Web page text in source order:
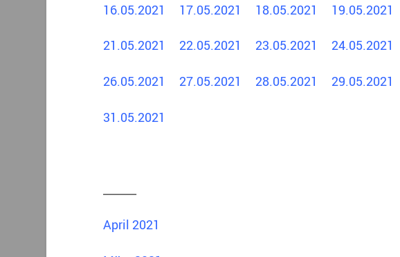
16.05.2021 17.05.2021 18.05.2021 19.05.2021
21.05.2021 22.05.2021 23.05.2021 24.05.2021
26.05.2021 27.05.2021 28.05.2021 29.05.2021
31.05.2021
April 2021